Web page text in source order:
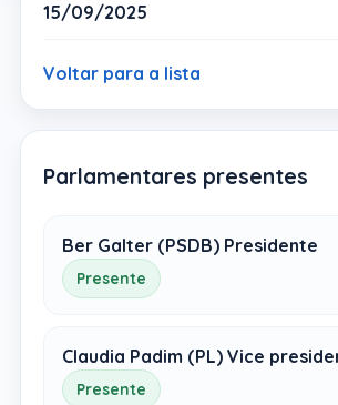
15/09/2025
Voltar para a lista
Parlamentares presentes
Ber Galter (PSDB) Presidente
Presente
Claudia Padim (PL) Vice
Presente